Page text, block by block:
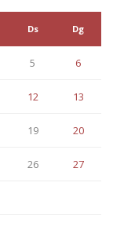
Ds Dg
5 6
12 13
19 20
26 27